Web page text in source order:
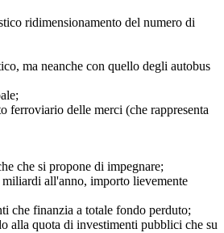
ridimensionamento del numero di
ma neanche con quello degli autobus
ferroviario delle merci (che rappresenta
che si propone di impegnare;
all'anno, importo lievemente
che finanzia a totale fondo perduto;
quota di investimenti pubblici che su